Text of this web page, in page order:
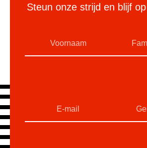
Steun onze strijd en blijf